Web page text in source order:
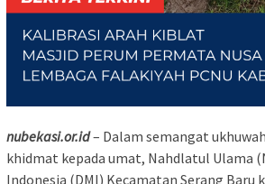
nubekasi.or.id– Dalam semangat
khidmat kepada umat, Nahdlatul Ulama
Indonesia (DMI) Kecamatan Serang Baru